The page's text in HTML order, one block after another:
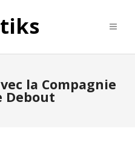
la Compagnie
Debout